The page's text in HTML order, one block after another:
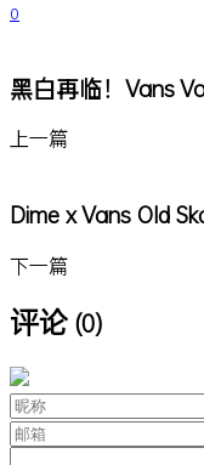
0
黑白再临！Vans
上一篇
Dime x Vans Old
下一篇
评论 (0)